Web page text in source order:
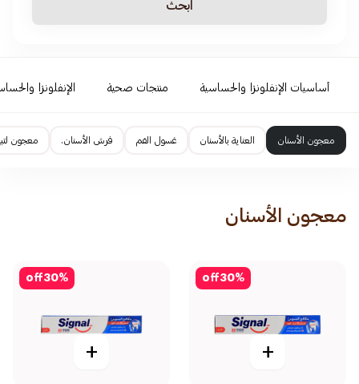
ابحث
أساسيات الإنفلونزا والحساسية منتجات صحية الإنفلونزا
معجون الأسنان العناية بالأسنان غسول الفم فرش الأسنان. معجون
معجون الأسنان
30%
off
+
30%
off
+